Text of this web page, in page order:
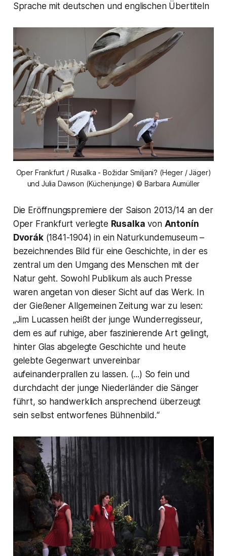
Sprache mit deutschen und englischen Übertiteln
Oper Frankfurt / Rusalka - Božidar Smiljani? (Heger / Jäger)
und Julia Dawson (Küchenjunge) © Barbara Aumüller
Die Eröffnungspremiere der Saison 2013/14 an der
Oper Frankfurt verlegte Rusalka von Antonín
Dvorák(1841-1904) in ein Naturkundemuseum –
bezeichnendes Bild für eine Geschichte, in der es
zentral um den Umgang des Menschen mit der
Natur geht. Sowohl Publikum als auch Presse
waren angetan von dieser Sicht auf das Werk. In
der Gießener Allgemeinen Zeitung war zu lesen:
„Jim Lucassen heißt der junge Wunderregisseur,
dem es auf ruhige, aber faszinierende Art gelingt,
hinter Glas abgelegte Geschichte und heute
gelebte Gegenwart unvereinbar
aufeinanderprallen zu lassen. (...) So fein und
durchdacht der junge Niederländer die Sänger
führt, so handwerklich ansprechend überzeugt
sein selbst entworfenes Bühnenbild.“